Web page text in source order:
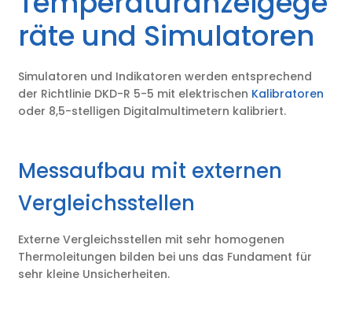
räte und Simulatoren
Simulatoren und Indikatoren werden entsprechend
der Richtlinie DKD-R 5-5 mit elektrischen Kalibratoren
oder 8,5-stelligen Digitalmultimetern kalibriert.
Messaufbau mit externen
Vergleichsstellen
Externe Vergleichsstellen mit sehr homogenen
Thermoleitungen bilden bei uns das Fundament für
sehr kleine Unsicherheiten.